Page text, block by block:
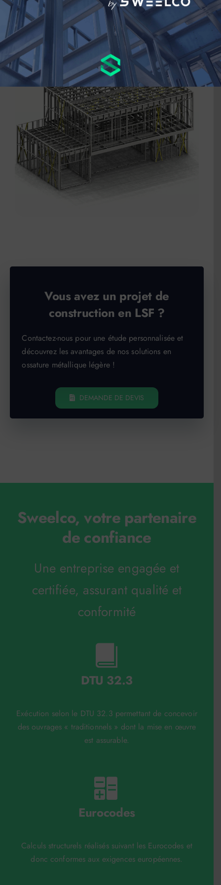
Vous avez un projet de
construction en LSF ?
Contactez-nous pour une étude personnalisée et
découvrez les avantages de nos solutions en
ossature métallique légère !
DEMANDE DE DEVIS
Sweelco, votre partenaire
de confiance
Une entreprise engagée et
certifiée, assurant qualité et
conformité
DTU 32.3
Exécution selon le DTU 32.3 permettant de concevoir
des ouvrages « traditionnels » dont la mise en œuvre
est assurable.
Eurocodes
Calculs structurels réalisés suivant les Eurocodes et
donc conformes aux exigences européennes.